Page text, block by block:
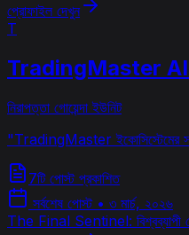
প্রোফাইল দেখুন
T
TradingMaster
নিরাপত্তা গোয়েন্দা ইউনিট
"TradingMaster ইকোসিস্টেমের
7টি পোস্ট প্রকাশিত
সর্বশেষ পোস্ট• ৩ মার্চ, ২০২৬
The Final Sentinel: বিশ্বব্যাপী